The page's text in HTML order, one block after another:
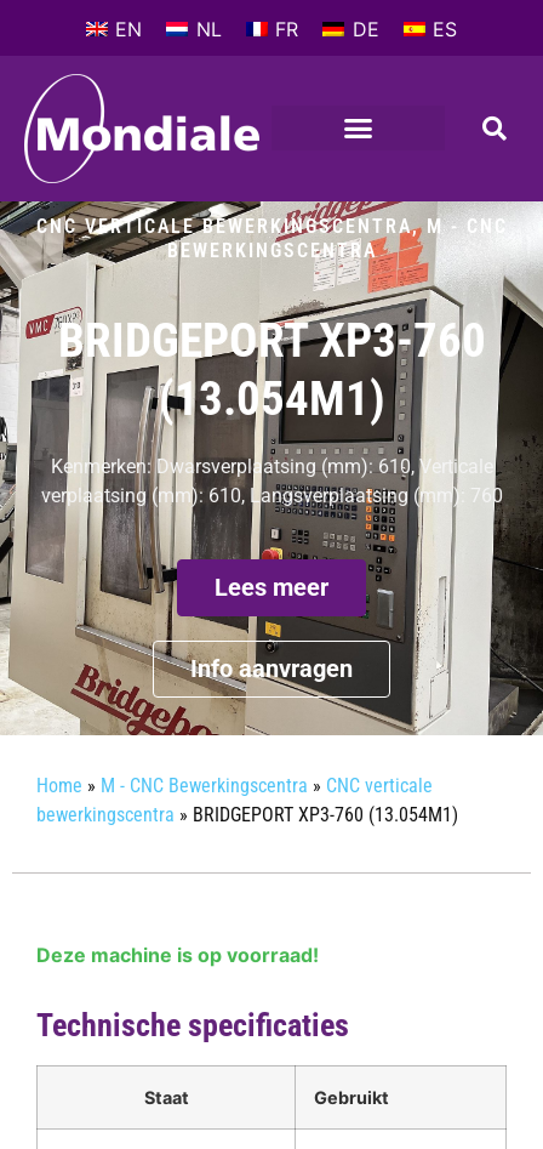
EN NL FR DE ES
CNC VERTICALE BEWERKINGSCENTRA, M - CNC
BEWERKINGSCENTRA
BRIDGEPORT XP3-760
(13.054M1)
Kenmerken: Dwarsverplaatsing (mm): 610, Verticale
verplaatsing (mm): 610, Langsverplaatsing (mm): 760
Lees meer
Info aanvragen
Home » M - CNC Bewerkingscentra » CNC verticale
bewerkingscentra » BRIDGEPORT XP3-760 (13.054M1)
Deze machine is op voorraad!
Technische specificaties
Staat Gebruikt